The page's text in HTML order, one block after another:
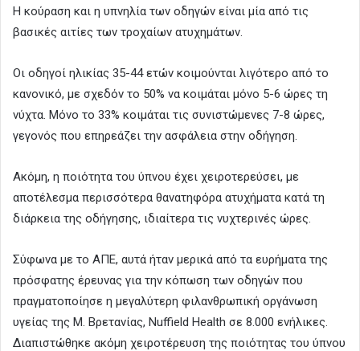
Η κούραση και η υπνηλία των οδηγών είναι μία από τις
βασικές αιτίες των τροχαίων ατυχημάτων.
Οι οδηγοί ηλικίας 35-44 ετών κοιμούνται λιγότερο από το
κανονικό, με σχεδόν το 50% να κοιμάται μόνο 5-6 ώρες τη
νύχτα. Μόνο το 33% κοιμάται τις συνιστώμενες 7-8 ώρες,
γεγονός που επηρεάζει την ασφάλεια στην οδήγηση.
Ακόμη, η ποιότητα του ύπνου έχει χειροτερεύσει, με
αποτέλεσμα περισσότερα θανατηφόρα ατυχήματα κατά τη
διάρκεια της οδήγησης, ιδιαίτερα τις νυχτερινές ώρες.
Σύφωνα με το ΑΠΕ, αυτά ήταν μερικά από τα ευρήματα της
πρόσφατης έρευνας για την κόπωση των οδηγών που
πραγματοποίησε η μεγαλύτερη φιλανθρωπική οργάνωση
υγείας της Μ. Βρετανίας, Nuffield Health σε 8.000 ενήλικες.
Διαπιστώθηκε ακόμη χειροτέρευση της ποιότητας του ύπνου